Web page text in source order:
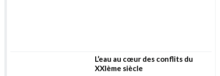
L’eau au cœur des conflits du
XXIème siècle